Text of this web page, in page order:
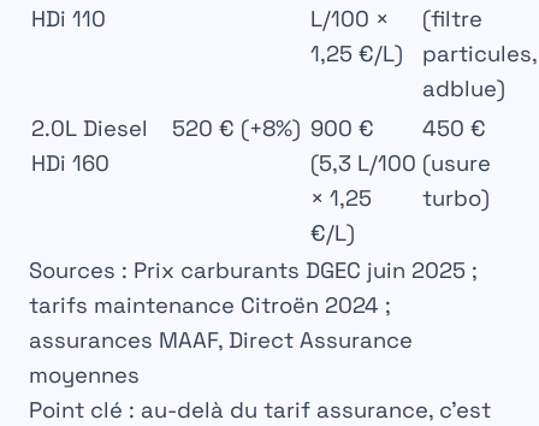
HDi 110
L/100 ×
1,25 €/L)
(filtre
particules,
adblue)
2.0L Diesel
HDi 160
520 € (+8%) 900 €
(5,3 L/100
× 1,25
€/L)
450 €
(usure
turbo)
Sources : Prix carburants DGEC juin 2025 ;
tarifs maintenance Citroën 2024 ;
assurances MAAF, Direct Assurance
moyennes
Point clé : au-delà du tarif assurance, c’est